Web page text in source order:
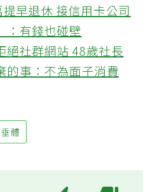
早退休 接信用卡公司
：有錢也碰壁
絕社群網站 48歲社長
的事：不為面子消費
體